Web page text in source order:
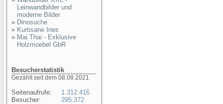
Leinwandbilder und
moderne Bilder
» Dinosuche
» Kurtisane Ines
» Mai Thai - Exklusive
Holzmoebel GbR
Besucherstatistik
Gezählt seit dem 08.08.2021
Seitenaufrufe:
Besucher:
1.312.416
295.372